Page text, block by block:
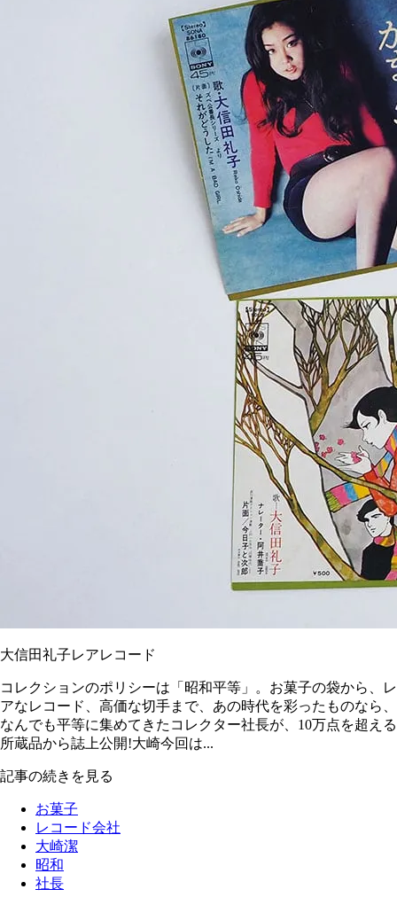
大信田礼子レアレコード
コレクションのポリシーは「昭和平等」。お菓子の袋から、レ
アなレコード、高価な切手まで、あの時代を彩ったものなら、
なんでも平等に集めてきたコレクター社長が、10万点を超える
所蔵品から誌上公開!大崎今回は...
記事の続きを見る
お菓子
レコード会社
大崎潔
昭和
社長